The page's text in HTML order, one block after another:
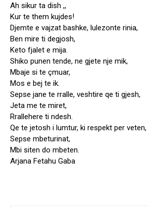
Ah sikur ta dish ,,
Kur te them kujdes!
Djemte e vajzat bashke, lulezonte rinia,
Ben mire ti degjosh,
Keto fjalet e mija.
Shiko punen tende, ne gjete nje mik,
Mbaje si te çmuar,
Mos e bej te ik.
Sepse jane te rralle, veshtire qe ti gjesh,
Jeta me te miret,
Rrallehere ti ndesh.
Qe te jetosh i lumtur, ki respekt per veten,
Sepse mbeturinat,
Mbi siten do mbeten.
Arjana Fetahu Gaba